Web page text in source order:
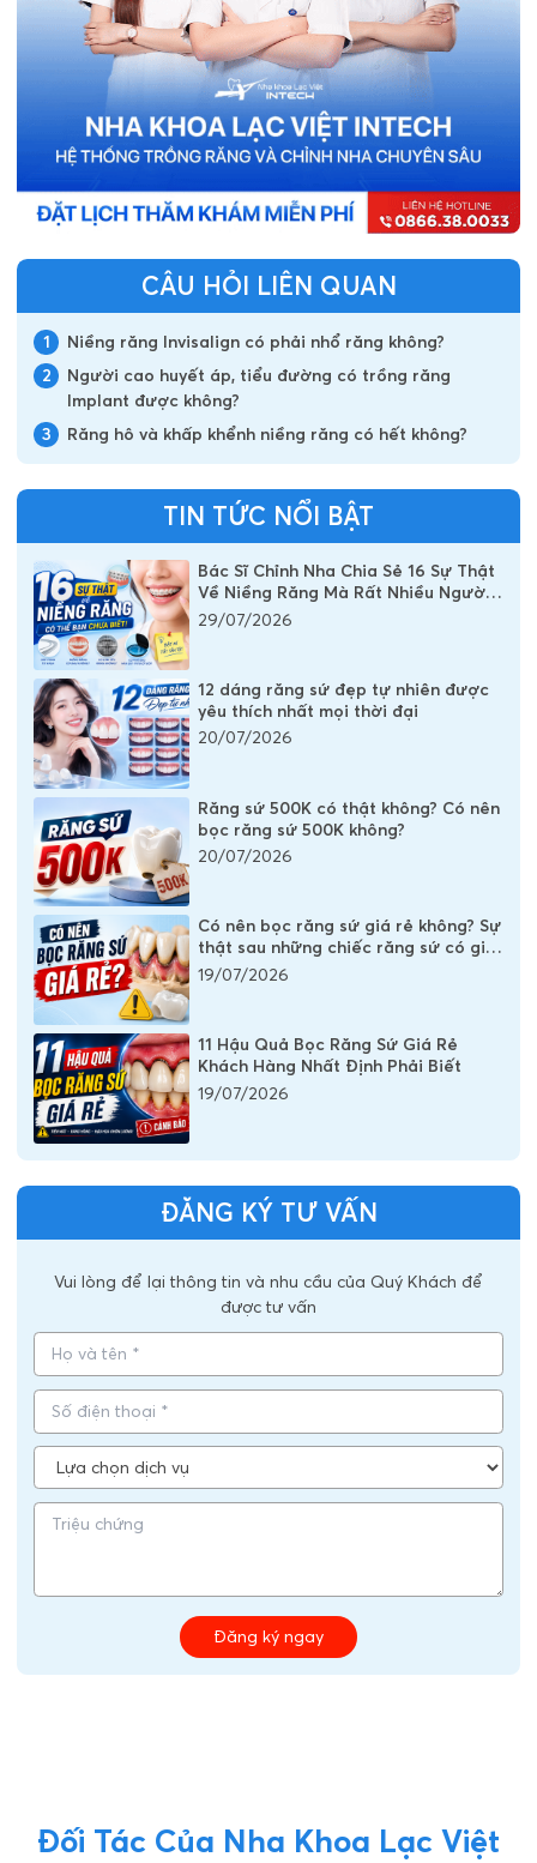
CÂU HỎI LIÊN QUAN
1
Niềng răng Invisalign có phải nhổ răng không?
2
Người cao huyết áp, tiểu đường có trồng răng
Implant được không?
3
Răng hô và khấp khểnh niềng răng có hết không?
TIN TỨC NỔI BẬT
Bác Sĩ Chỉnh Nha Chia Sẻ 16 Sự Thật
Về Niềng Răng Mà Rất Nhiều Người
Vẫn Đang Hiểu Sai
29/07/2026
12 dáng răng sứ đẹp tự nhiên được
yêu thích nhất mọi thời đại
20/07/2026
Răng sứ 500K có thật không? Có nên
bọc răng sứ 500K không?
20/07/2026
Có nên bọc răng sứ giá rẻ không? Sự
thật sau những chiếc răng sứ có giá
vài trăm nghìn
19/07/2026
11 Hậu Quả Bọc Răng Sứ Giá Rẻ
Khách Hàng Nhất Định Phải Biết
19/07/2026
ĐĂNG KÝ TƯ VẤN
Vui lòng để lại thông tin và nhu cầu của Quý Khách để
được tư vấn
Đăng ký ngay
Đối Tác Của Nha Khoa Lạc Việt